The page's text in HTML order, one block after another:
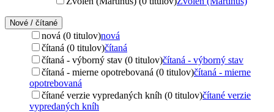
Nové / čítané
nová (0 titulov)nová
čítaná (0 titulov)čítaná
čítaná - výborný stav (0 titulov)čítaná - výborný stav
čítaná - mierne opotrebovaná (0 titulov)čítaná - mierne
opotrebovaná
čítané verzie vypredaných kníh (0 titulov)čítané verzie
vypredaných kníh